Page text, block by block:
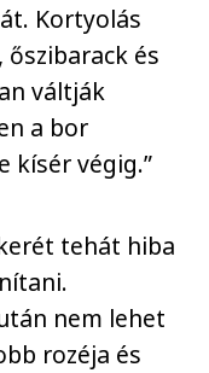
Kortyolás
és
váltják
a bor
kísér végig.”
tehát hiba
nem lehet
rozéja és